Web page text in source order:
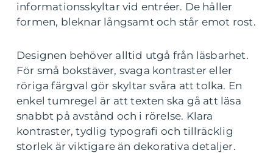
informationsskyltar vid entréer. De håller
formen, bleknar långsamt och står emot rost.
Designen behöver alltid utgå från läsbarhet.
För små bokstäver, svaga kontraster eller
röriga färgval gör skyltar svåra att tolka. En
enkel tumregel är att texten ska gå att läsa
snabbt på avstånd och i rörelse. Klara
kontraster, tydlig typografi och tillräcklig
storlek är viktigare än dekorativa detaljer.